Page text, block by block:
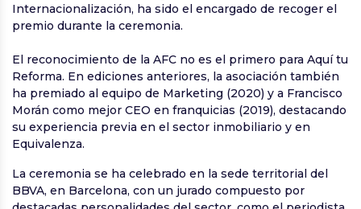
Internacionalización, ha sido el encargado de recoger el
premio durante la ceremonia.
El reconocimiento de la AFC no es el primero para Aquí tu
Reforma. En ediciones anteriores, la asociación también
ha premiado al equipo de Marketing (2020) y a Francisco
Morán como mejor CEO en franquicias (2019), destacando
su experiencia previa en el sector inmobiliario y en
Equivalenza.
La ceremonia se ha celebrado en la sede territorial del
BBVA, en Barcelona, con un jurado compuesto por